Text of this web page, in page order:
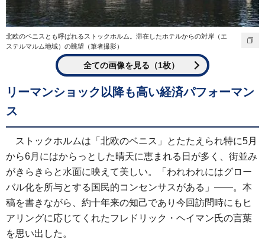
北欧のベニスとも呼ばれるストックホルム。滞在したホテルからの対岸（エ
ステルマルム地域）の眺望（筆者撮影）
全ての画像を見る（1枚）
リーマンショック以降も高い経済パフォーマン
ス
ストックホルムは「北欧のベニス」とたたえられ特に5月
から6月にはからっとした晴天に恵まれる日が多く、街並み
がきらきらと水面に映えて美しい。「われわれにはグロー
バル化を所与とする国民的コンセンサスがある」――。本
稿を書きながら、約十年来の知己であり今回訪問時にもヒ
アリングに応じてくれたフレドリック・ヘイマン氏の言葉
を思い出した。